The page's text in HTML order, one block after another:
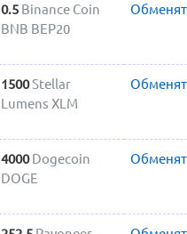
0.5 Binance Coin
BNB BEP20
1500Stellar
Lumens XLM
4000 Dogecoin
DOGE